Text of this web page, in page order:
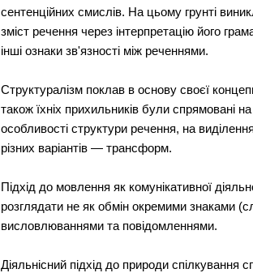
сентенційних смислів. На цьому грунті
зміст речення через інтерпретацію його
інші ознаки зв'язності між реченнями.
Структуралізм поклав в основу своєї
також їхніх прихильників були спрямовані
особливості структури речення, на
різних варіантів — трансформ.
Підхід до мовлення як комунікативної
розглядати не як обмін окремими знаками
висловлюваннями та повідомленнями.
Діяльнісний підхід до природи спілкування